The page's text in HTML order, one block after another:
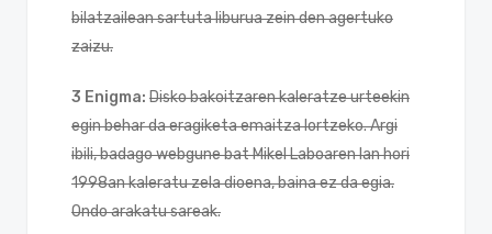
bilatzailean sartuta liburua zein den agertuko
zaizu.
3 Enigma: Disko bakoitzaren kaleratze urteekin
egin behar da eragiketa emaitza lortzeko. Argi
ibili, badago webgune bat Mikel Laboaren lan hori
1998an kaleratu zela dioena, baina ez da egia.
Ondo arakatu sareak.